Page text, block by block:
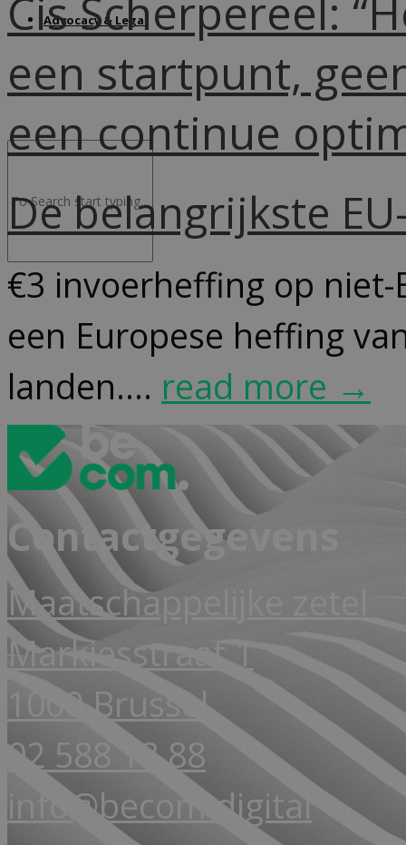
Advocacy & Legal
Cis Scherpereel:
een startpunt,
een continue
De belangrijkste
€3 invoerheffing op niet-
een Europese heffing
landen.... read more →
Contactgegevens
Maatschappelijke zetel
Markiesstraat 1
1000 Brussel
02 588 18 88
info@becom.digital